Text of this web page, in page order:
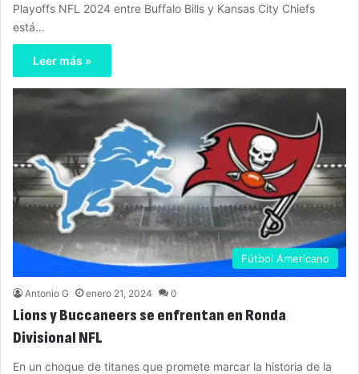
Playoffs NFL 2024 entre Buffalo Bills y Kansas City Chiefs
está…
Leer más »
Fútbol Americano
Antonio G enero 21, 2024 0
Lions y Buccaneers se enfrentan en Ronda
Divisional NFL
En un choque de titanes que promete marcar la historia de la